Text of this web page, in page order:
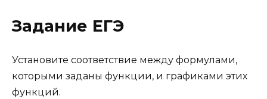
Задание ЕГЭ
Установите соответствие между формулами,
которыми заданы функции, и графиками этих
функций.